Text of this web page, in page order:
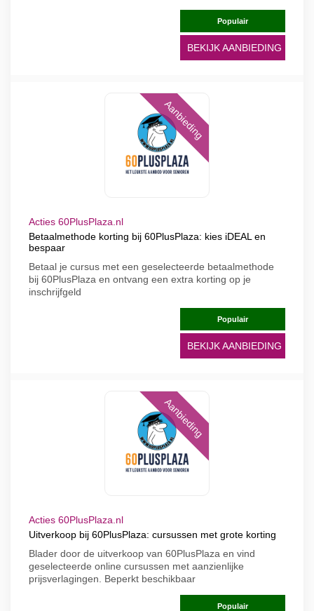
Populair
BEKIJK AANBIEDING
Aanbieding
Acties 60PlusPlaza.nl
Betaalmethode korting bij 60PlusPlaza: kies iDEAL en
bespaar
Betaal je cursus met een geselecteerde betaalmethode
bij 60PlusPlaza en ontvang een extra korting op je
inschrijfgeld
Populair
BEKIJK AANBIEDING
Aanbieding
Acties 60PlusPlaza.nl
Uitverkoop bij 60PlusPlaza: cursussen met grote korting
Blader door de uitverkoop van 60PlusPlaza en vind
geselecteerde online cursussen met aanzienlijke
prijsverlagingen. Beperkt beschikbaar
Populair